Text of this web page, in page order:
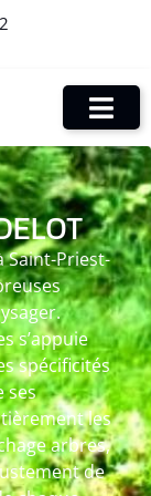
Saint-Priest-
s’appuie
spécificités
ses
les
arbres,
de